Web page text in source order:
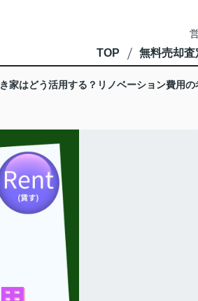
TOP 無料売却査
家はどう活用する？リノベーション費用